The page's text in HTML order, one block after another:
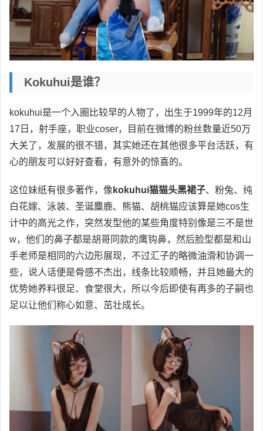
Kokuhui是谁？
kokuhui是一个入圈比较早的人物了，出生于1999年的12月
17日，射手座，职业coser，目前在微博的粉丝数量近50万
大关了，发展的很不错，其实她还在其他很多平台活跃，有
心的朋友可以好好查看，有意外的惊喜的。
这位妹纸有很多著作，像 kokuhui猫猫头黑裙子、粉兔、纯
白花嫁、泳装、圣诞麋鹿、熊猫、胡桃猫应该算是她cos生
计中的高光之作，突然发型他的某些角度特别像是三不是世
w，他们的鼻子都是胡哥同款的鹰钩鼻，然后脸型都是和山
手老师是相同的六边形展现，不过汇子的略微油滑和协调一
些，说人话便是骨感不杰出，线条比较顺畅，并且她最大的
优势她养料很足、食堂很大，所以今后即使有再多的子嗣也
足以让他们称心如意、茁壮成长。